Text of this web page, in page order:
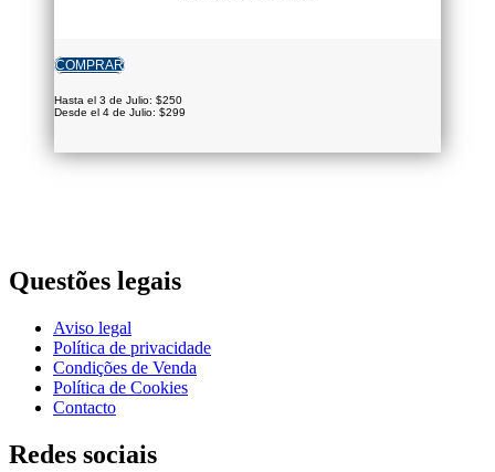
COMPRAR
Hasta el 3 de Julio: $250
Desde el 4 de Julio: $299
Questões legais
Aviso legal
Política de privacidade
Condições de Venda
Polí­tica de Cookies
Contacto
Redes sociais